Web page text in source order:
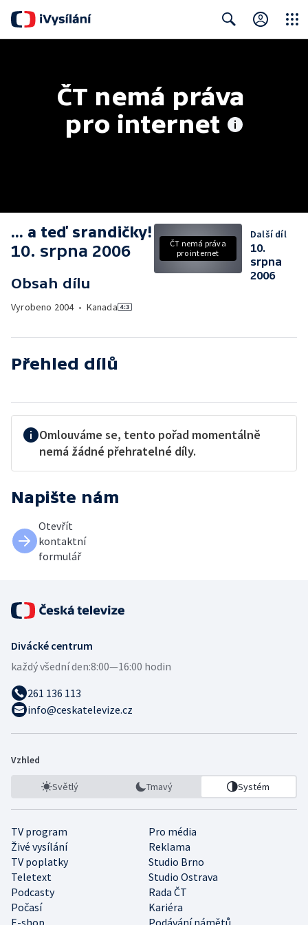
ČT nemá práva
pro internet
... a teď srandičky!
10. srpna 2006
Obsah dílu
Vyrobeno 2004• Kanada
ČT nemá práva
pro internet
Další díl
10.
srpna
2006
Přehled dílů
Omlouváme se, tento pořad momentálně
nemá žádné přehratelné díly.
Napište nám
Otevřít
kontaktní
formulář
Divácké centrum
každý všední den:8:00—16:00 hodin
261 136 113
info@ceskatelevize.cz
Vzhled
Světlý Tmavý Systém
TV program
Pro média
Živé vysílání
Reklama
TV poplatky
Studio Brno
Teletext
Studio Ostrava
Podcasty
Rada ČT
Počasí
Kariéra
E-shop
Podávání námětů